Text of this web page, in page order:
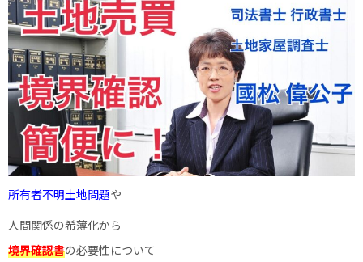
所有者不明土地問題や
人間関係の希薄化から
境界確認書の必要性について